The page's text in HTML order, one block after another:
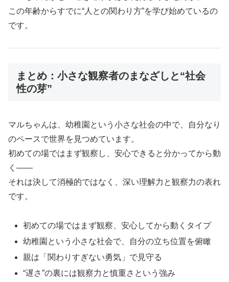
この年齢からすでに“人との関わり方”を学び始めているの
です。
まとめ：小さな観察者のまなざしと“社会
性の芽”
マルちゃんは、幼稚園という小さな社会の中で、自分なり
のペースで世界を見つめています。
初めての場ではまず観察し、安心できると分かってから動
く——
それは決して消極的ではなく、深い理解力と観察力の表れ
です。
初めての場ではまず観察、安心してから動くタイプ
幼稚園という小さな社会で、自分の立ち位置を俯瞰
親は「関わりすぎない勇気」で見守る
“遅さ”の裏には観察力と慎重さという強み